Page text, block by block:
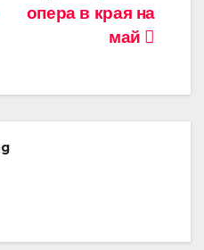
опера в края на
май